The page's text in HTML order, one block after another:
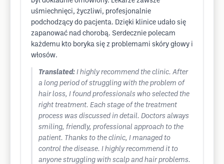
uśmiechnięci, życzliwi, profesjonalnie
podchodzący do pacjenta. Dzięki klinice udało się
zapanować nad chorobą. Serdecznie polecam
każdemu kto boryka się z problemami skóry głowy i
włosów.
Translated: I highly recommend the clinic. After
a long period of struggling with the problem of
hair loss, I found professionals who selected the
right treatment. Each stage of the treatment
process was discussed in detail. Doctors always
smiling, friendly, professional approach to the
patient. Thanks to the clinic, I managed to
control the disease. I highly recommend it to
anyone struggling with scalp and hair problems.